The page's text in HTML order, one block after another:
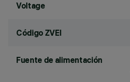
Voltage
Código ZVEI
Fuente de alimentación